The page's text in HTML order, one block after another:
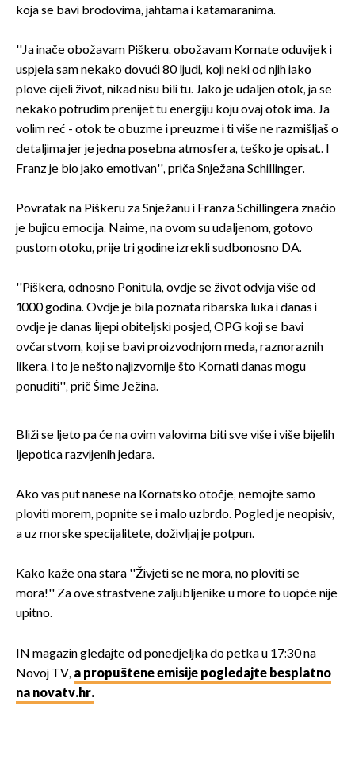
koja se bavi brodovima, jahtama i katamaranima.
''Ja inače obožavam Piškeru, obožavam Kornate oduvijek i
uspjela sam nekako dovući 80 ljudi, koji neki od njih iako
plove cijeli život, nikad nisu bili tu. Jako je udaljen otok, ja se
nekako potrudim prenijet tu energiju koju ovaj otok ima. Ja
volim reć - otok te obuzme i preuzme i ti više ne razmišljaš o
detaljima jer je jedna posebna atmosfera, teško je opisat.. I
Franz je bio jako emotivan'', priča Snježana Schillinger.
Povratak na Piškeru za Snježanu i Franza Schillingera značio
je bujicu emocija. Naime, na ovom su udaljenom, gotovo
pustom otoku, prije tri godine izrekli sudbonosno DA.
''Piškera, odnosno Ponitula, ovdje se život odvija više od
1000 godina. Ovdje je bila poznata ribarska luka i danas i
ovdje je danas lijepi obiteljski posjed, OPG koji se bavi
ovčarstvom, koji se bavi proizvodnjom meda, raznoraznih
likera, i to je nešto najizvornije što Kornati danas mogu
ponuditi'', prič Šime Ježina.
Bliži se ljeto pa će na ovim valovima biti sve više i više bijelih
ljepotica razvijenih jedara.
Ako vas put nanese na Kornatsko otočje, nemojte samo
ploviti morem, popnite se i malo uzbrdo. Pogled je neopisiv,
a uz morske specijalitete, doživljaj je potpun.
Kako kaže ona stara ''Živjeti se ne mora, no ploviti se
mora!'' Za ove strastvene zaljubljenike u more to uopće nije
upitno.
IN magazin gledajte od ponedjeljka do petka u 17:30 na
Novoj TV, a propuštene emisije pogledajte besplatno
na novatv.hr.